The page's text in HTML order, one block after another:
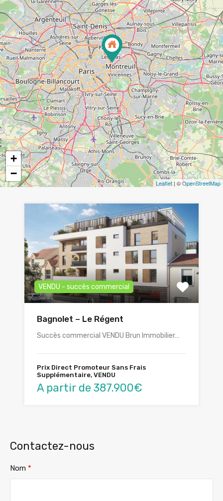
+
−
Leaflet| ©OpenStreetMap
VENDU - succès commercial
Bagnolet – Le Régent
Succès commercial VENDU Brun Immobilier…
Prix Direct Promoteur Sans Frais
Supplémentaire, VENDU
A partir de 387.900€
Contactez-nous
Nom *